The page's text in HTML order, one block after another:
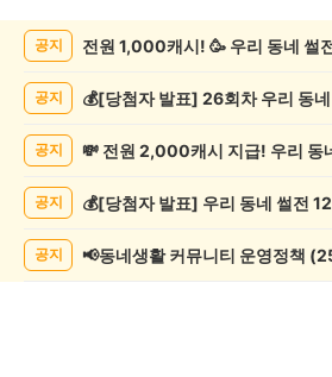
록
공지 전원 1,000캐시! 🥳 우리 동네 썰
공지
공지
공지
공지 📢동네생활 커뮤니티 운영정책